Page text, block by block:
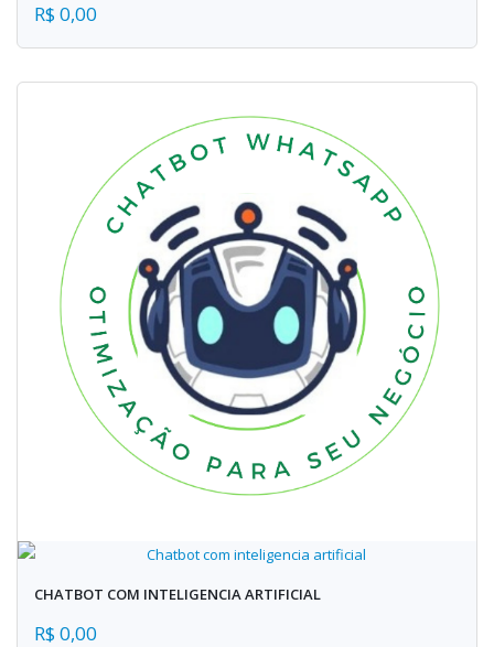
R$ 0,00
CHATBOT COM INTELIGENCIA ARTIFICIAL
R$ 0,00